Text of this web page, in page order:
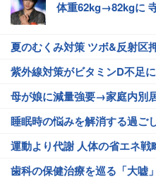
体重62kg→82kgに
夏のむくみ対策 ツボ&反射区
紫外線対策がビタミンD不足に
母が娘に減量強要→家庭内別
睡眠時の悩みを解消する過ご
運動より代謝 人体の省エネ戦
歯科の保健治療を巡る「大嘘」